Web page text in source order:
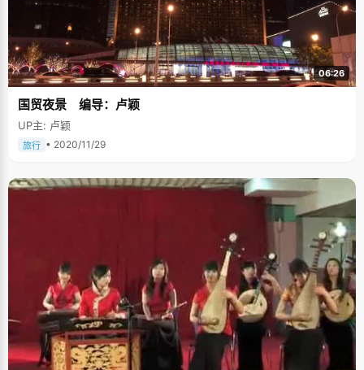
06:26
国贸夜景 编导：卢颖
UP主: 卢颖
旅行 • 2020/11/29